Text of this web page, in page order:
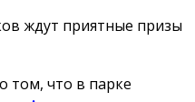
ждут приятные призы
том, что в парке